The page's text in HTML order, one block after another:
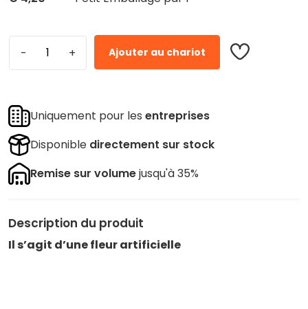
Ajouter au chariot
Uniquement pour les entreprises
Disponible directement sur stock
Remise sur volumejusqu'à 35%
Description du produit
Il s’agit d’une fleur artificielle